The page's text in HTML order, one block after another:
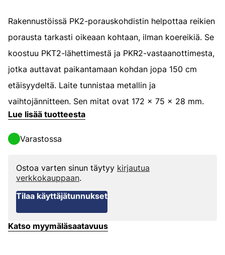
Rakennustöissä PK2-porauskohdistin helpottaa reikien
porausta tarkasti oikeaan kohtaan, ilman koereikiä. Se
koostuu PKT2-lähettimestä ja PKR2-vastaanottimesta,
jotka auttavat paikantamaan kohdan jopa 150 cm
etäisyydeltä. Laite tunnistaa metallin ja
vaihtojännitteen. Sen mitat ovat 172 x 75 x 28 mm.
Lue lisää tuotteesta
Varastossa
Ostoa varten sinun täytyy kirjautua
verkkokauppaan.
Tilaa käyttäjätunnukset
Katso myymäläsaatavuus